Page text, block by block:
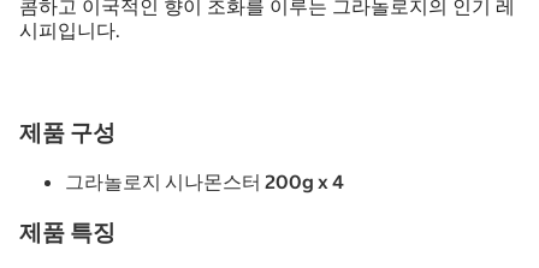
콤하고 이국적인 향이 조화를 이루는 그라놀로지의 인기 레
시피입니다.
제품 구성
그라놀로지 시나몬스터 200g x 4
제품 특징